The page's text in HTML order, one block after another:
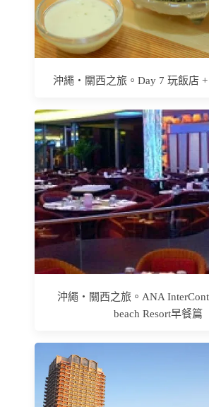
沖繩‧關西之旅。Day 7 玩飯店
沖繩‧關西之旅。ANA
beach Resort早餐篇